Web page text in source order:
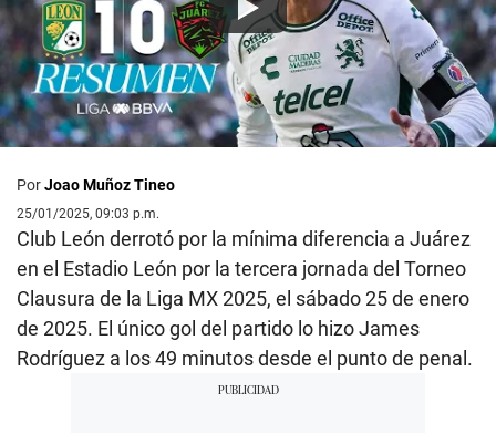
PorJoao Muñoz Tineo
25/01/2025, 09:03 p.m.
Club León derrotó por la mínima diferencia a Juárez
en el Estadio León por la tercera jornada del Torneo
Clausura de la Liga MX 2025, el sábado 25 de enero
de 2025. El único gol del partido lo hizo James
Rodríguez a los 49 minutos desde el punto de penal.